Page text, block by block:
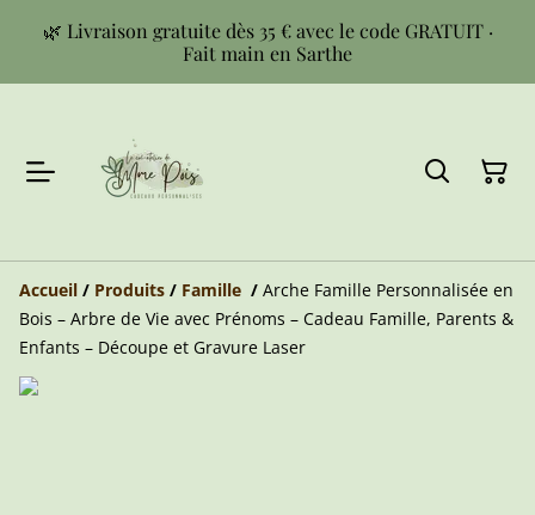
🌿 Livraison gratuite dès 35 € avec le code GRATUIT ·
Fait main en Sarthe
Accueil / Produits / Famille / Arche Famille Personnalisée en
Bois – Arbre de Vie avec Prénoms – Cadeau Famille, Parents &
Enfants – Découpe et Gravure Laser